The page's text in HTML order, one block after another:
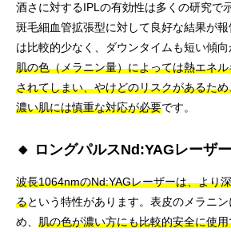
酒さに対するIPLの有効性は多くの研究で
斑毛細血管拡張型に対して良好な結果が
は比較的少なく、ダウンタイムも短い傾向
肌の色（メラニン量）によっては熱エネ
されてしまい、やけどのリスクがあるた
濃い肌には慎重な対応が必要です。
🔸 ロングパルスNd:YAGレーザー
波長1064nmのNd:YAGレーザーは、より
るという特性があります。表皮のメラニ
め、 肌の色が濃い方にも比較的安全に使